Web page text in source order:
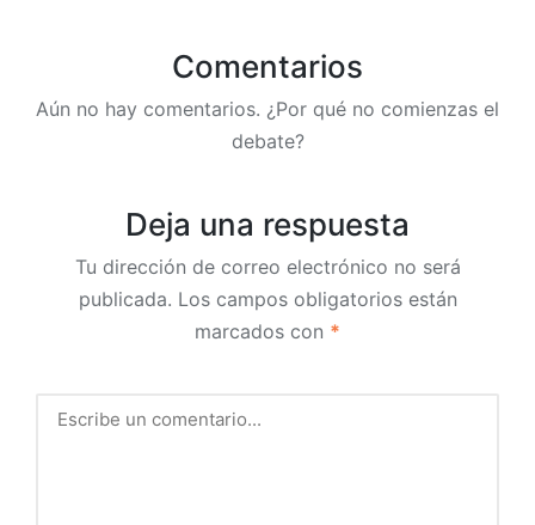
Comentarios
Aún no hay comentarios. ¿Por qué no comienzas el
debate?
Deja una respuesta
Tu dirección de correo electrónico no será
publicada. Los campos obligatorios están
marcados con *